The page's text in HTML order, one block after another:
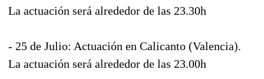
La actuación será alrededor de las 23.30h
- 25 de Julio: Actuación en Calicanto (Valencia).
La actuación será alrededor de las 23.00h